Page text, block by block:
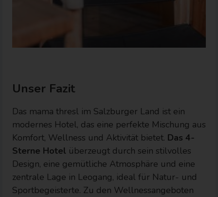
Unser Fazit
Das mama thresl im Salzburger Land ist ein
modernes Hotel, das eine perfekte Mischung aus
Komfort, Wellness und Aktivität bietet. Das 4-
Sterne Hotel überzeugt durch sein stilvolles
Design, eine gemütliche Atmosphäre und eine
zentrale Lage in Leogang, ideal für Natur- und
Sportbegeisterte. Zu den Wellnessangeboten